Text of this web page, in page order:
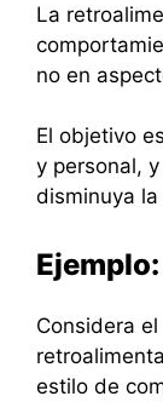
La
no en
El objetivo
y personal,
disminuya
Ejemplo:
Considera
estilo de